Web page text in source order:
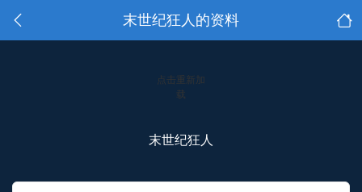
末世纪狂人的资料
点击重新加
载
末世纪狂人